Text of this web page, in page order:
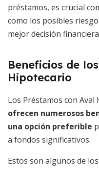
préstamos, es crucial
como los posibles
mejor decisión
Beneficios de
Hipotecario
Los Préstamos con
ofrecen numerosos
una opción preferible
a fondos significativos.
Estos son algunos de